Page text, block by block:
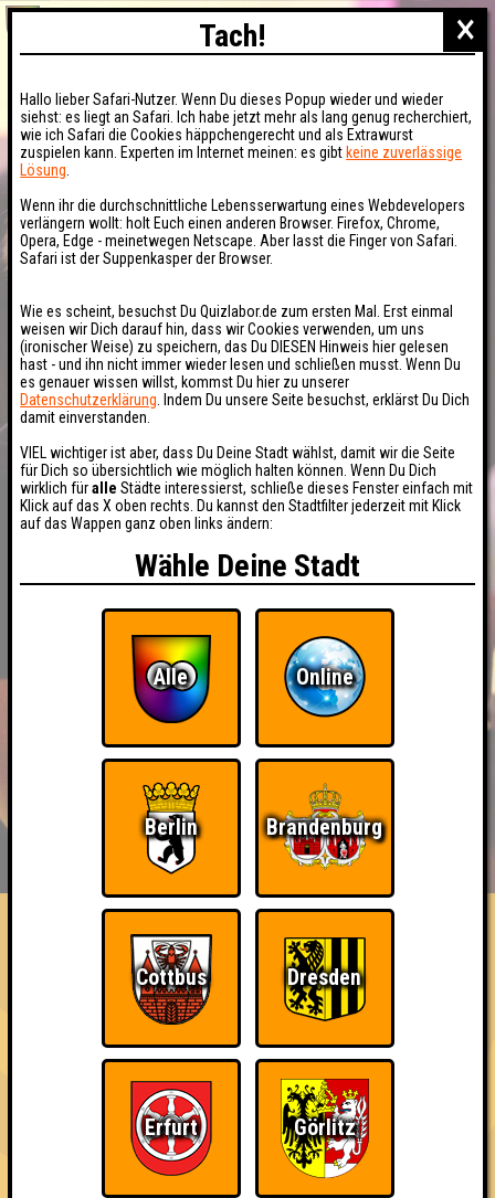
HIGHSCORE RESERVIERUNG
FAQ ÜBER UNS
Errungenschaften
verlieren, trotzdem auf dem 1. Platz - den haben sie sich
schließlich verdient! Entsprechend gibt es für diese auch
Errungenschaften für den 1. Platz.
×
Tach!
Hallo lieber Safari-Nutzer. Wenn Du dieses Popup wieder und wieder
siehst: es liegt an Safari. Ich habe jetzt mehr als lang genug recherchiert,
wie ich Safari die Cookies häppchengerecht und als Extrawurst
zuspielen kann. Experten im Internet meinen: es gibt keine zuverlässige
Lösung
Wenn ihr die durchschnittliche Lebensserwartung eines Webdevelopers
verlängern wollt: holt Euch einen anderen Browser. Firefox, Chrome,
Opera, Edge - meinetwegen Netscape. Aber lasst die Finger von Safari.
Safari ist der Suppenkasper der Browser.
Wie es scheint, besuchst Du Quizlabor.de zum ersten Mal. Erst einmal
weisen wir Dich darauf hin, dass wir Cookies verwenden, um uns
(ironischer Weise) zu speichern, das Du DIESEN Hinweis hier gelesen
hast - und ihn nicht immer wieder lesen und schließen musst. Wenn Du
es genauer wissen willst, kommst Du hier zu unserer
Datenschutzerklärung . Indem Du unsere Seite besuchst, erklärst Du Dich
damit einverstanden.
VIEL wichtiger ist aber, dass Du Deine Stadt wählst, damit wir die Seite
für Dich so übersichtlich wie möglich halten können. Wenn Du Dich
wirklich füralle Städte interessierst, schließe dieses Fenster einfach mit
Klick auf das X oben rechts. Du kannst den Stadtfilter jederzeit mit Klick
auf das Wappen ganz oben links ändern:
Wähle Deine Stadt
Alle Online
Berlin Brandenburg
Cottbus Dresden
Erfurt Görlitz